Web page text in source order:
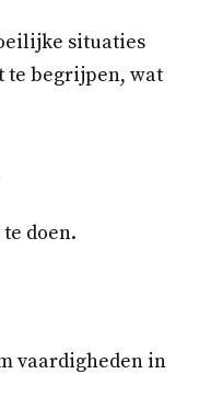
situaties
te begrijpen, wat
doen.
vaardigheden in